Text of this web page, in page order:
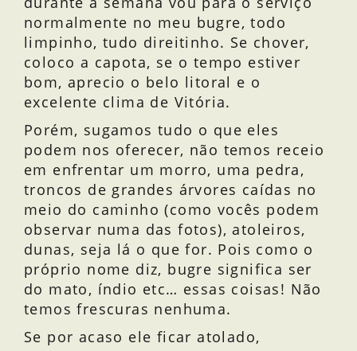
normalmente no meu bugre, todo
limpinho, tudo direitinho. Se chover,
coloco a capota, se o tempo estiver
bom, aprecio o belo litoral e o
excelente clima de Vitória.
Porém, sugamos tudo o que eles
podem nos oferecer, não temos receio
em enfrentar um morro, uma pedra,
troncos de grandes árvores caídas no
meio do caminho (como vocês podem
observar numa das fotos), atoleiros,
dunas, seja lá o que for. Pois como o
próprio nome diz, bugre significa ser
do mato, índio etc… essas coisas! Não
temos frescuras nenhuma.
Se por acaso ele ficar atolado,